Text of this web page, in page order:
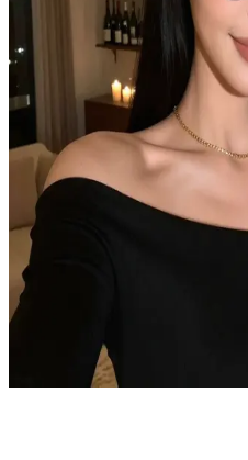
Aurora
Zarif İtalyan android Aurora
Aurora, lüks bir villada yaşayan,
android yoldaştır. Kullanıcı,
eşlik etmesi ve sohbet etmesi için